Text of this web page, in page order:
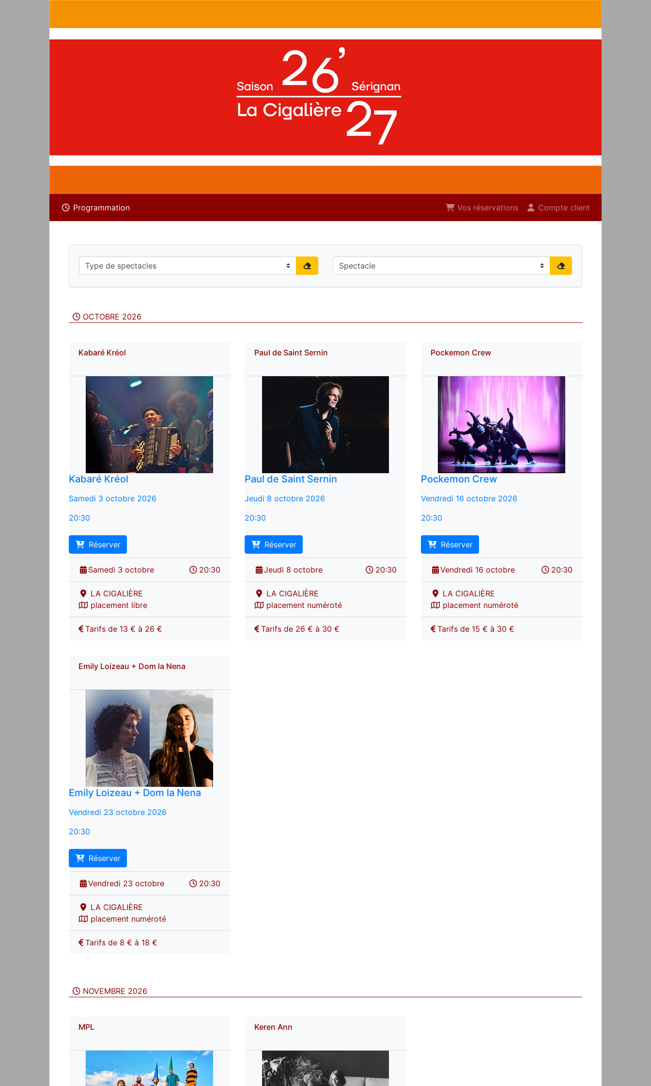
Programmation Vos réservations Compte client
OCTOBRE 2026
Kabaré Kréol
Kabaré Kréol
Samedi 3 octobre 2026
20:30
Réserver
Samedi 3 octobre 20:30
LA CIGALIÈRE
placement libre
Tarifs de 13 € à 26 €
Paul de Saint Sernin
Paul de Saint Sernin
Jeudi 8 octobre 2026
20:30
Réserver
Jeudi 8 octobre 20:30
LA CIGALIÈRE
placement numéroté
Tarifs de 26 € à 30 €
Pockemon Crew
Pockemon Crew
Vendredi 16 octobre 2026
20:30
Réserver
Vendredi 16 octobre 20:30
LA CIGALIÈRE
placement numéroté
Tarifs de 15 € à 30 €
Emily Loizeau + Dom la Nena
Emily Loizeau + Dom la Nena
Vendredi 23 octobre 2026
20:30
Réserver
Vendredi 23 octobre 20:30
LA CIGALIÈRE
placement numéroté
Tarifs de 8 € à 18 €
NOVEMBRE 2026
MPL Keren Ann